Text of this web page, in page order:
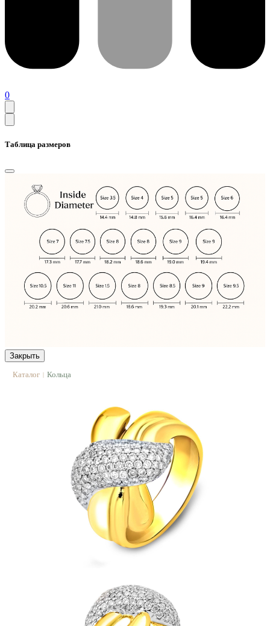
0
Таблица размеров
Закрыть
Каталог | Кольца